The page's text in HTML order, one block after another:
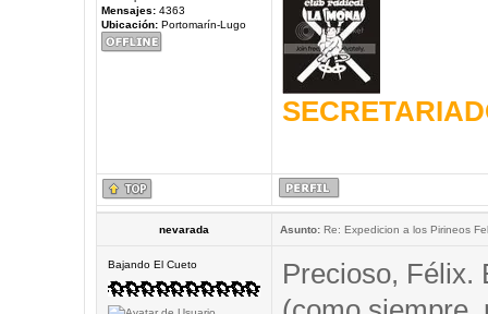
Mensajes:4363
Ubicación:Portomarín-Lugo
nevarada Asunto:Re: Expedicion a los Pirineos
Bajando El Cueto
Precioso, Félix.